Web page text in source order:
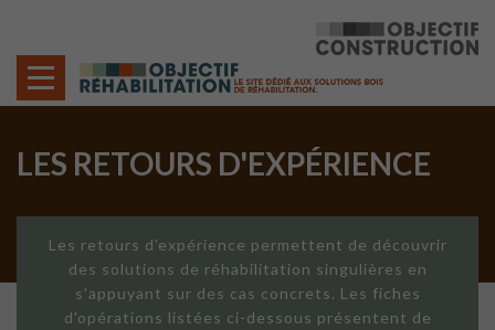
LES RETOURS D'EXPÉRIENCE
Les retours d'expérience permettent de découvrir
des solutions de réhabilitation singulières en
s'appuyant sur des cas concrets. Les fiches
d'opérations listées ci-dessous présentent de